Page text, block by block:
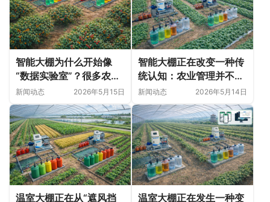
智能大棚为什么开始像
“数据实验室”？很多农业
变化，正在悄悄发生
新闻动态 2026年5月15日
智能大棚正在改变一种传
统认知：农业管理并不只
是“种植技术”
新闻动态 2026年5月14日
温室大棚正在从“遮风挡 温室大棚正在发生一种变